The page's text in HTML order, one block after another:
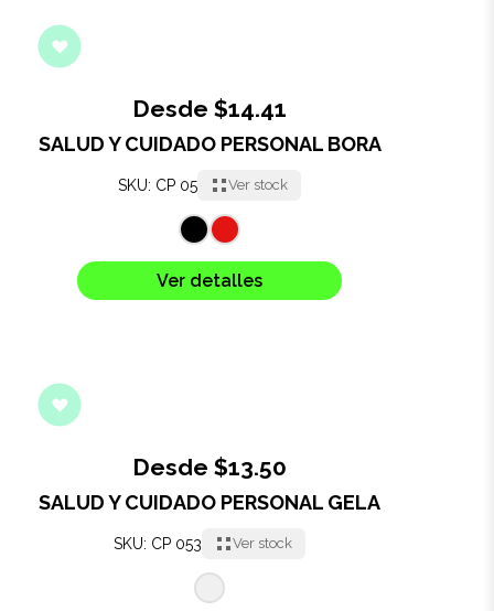
Desde $14.41
SALUD Y CUIDADO PERSONAL BORA
SKU: CP 05 Ver stock
Ver detalles
Desde $13.50
SALUD Y CUIDADO PERSONAL GELA
SKU: CP 053 Ver stock